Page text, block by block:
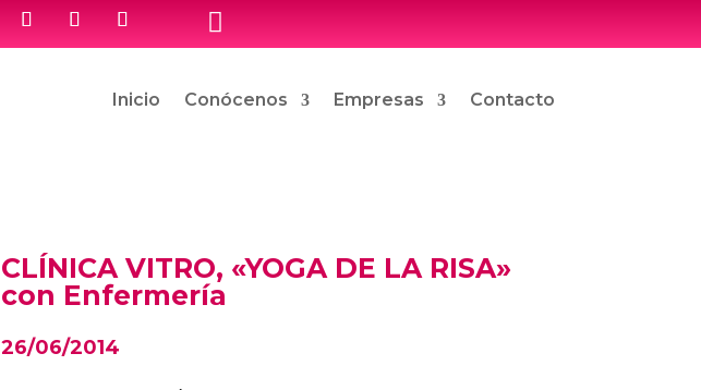

Inicio Conócenos Empresas Contacto
CLÍNICA VITRO, «YOGA DE LA RISA»
con Enfermería
26/06/2014